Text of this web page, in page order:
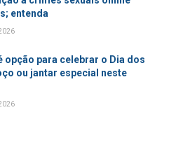
entenda
opção para celebrar o Dia dos
ou jantar especial neste